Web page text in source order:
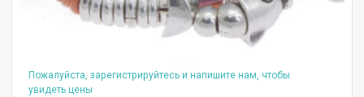
Пожалуйста, зарегистрируйтесь и напишите нам, чтобы
увидеть цены